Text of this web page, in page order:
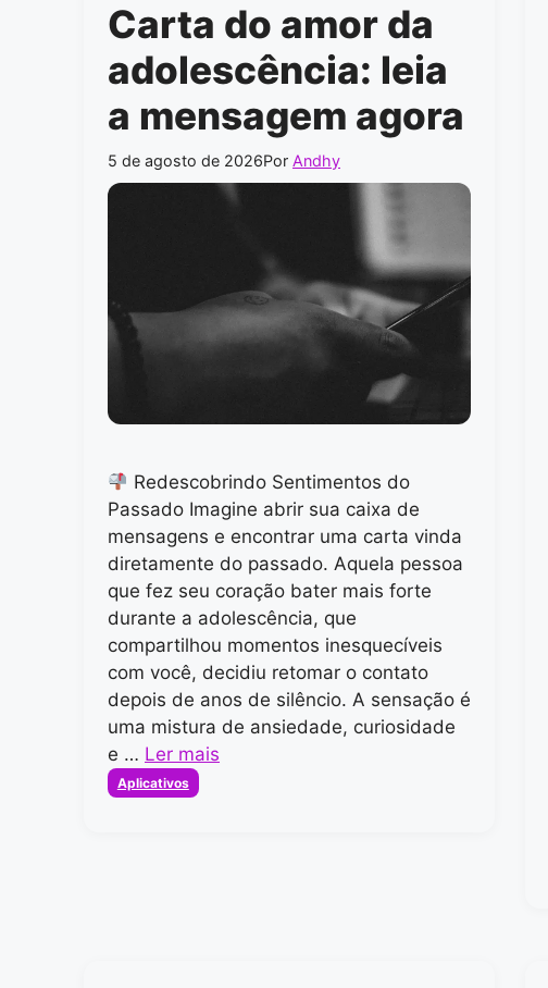
Carta do amor da
adolescência: leia
a mensagem agora
5 de agosto de 2026Por Andhy
Redescobrindo Sentimentos do
Passado Imagine abrir sua caixa de
mensagens e encontrar uma carta vinda
diretamente do passado. Aquela pessoa
que fez seu coração bater mais forte
durante a adolescência, que
compartilhou momentos inesquecíveis
com você, decidiu retomar o contato
depois de anos de silêncio. A sensação é
uma mistura de ansiedade, curiosidade
e … Ler mais
Categorias
Aplicativos